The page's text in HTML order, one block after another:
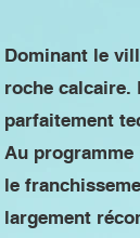
Dominant le
roche calcaire.
parfaitement
Au programme
le
largement